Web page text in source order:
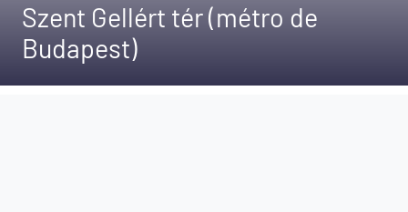
Szent Gellért tér (métro de
Budapest)